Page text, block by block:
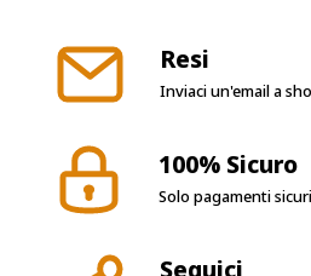
Resi
Inviaci un'email a
100% Sicuro
Solo pagamenti sicuri
Seguici